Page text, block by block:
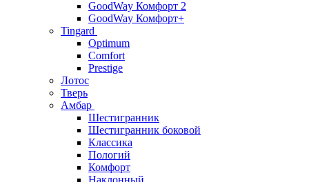
GoodWay Комфорт 2
GoodWay Комфорт+
Tingard
Optimum
Comfort
Prestige
Лотос
Тверь
Амбар
Шестигранник
Шестигранник боковой
Классика
Пологий
Комфорт
Наклонный